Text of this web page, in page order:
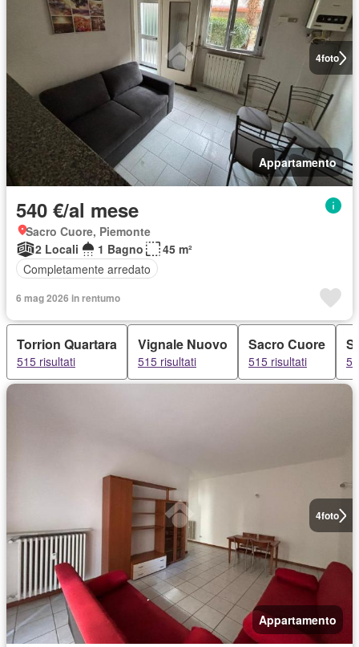
4foto
Appartamento
540 €/al mese
Sacro Cuore, Piemonte
2 Locali
1 Bagno
45 m²
Completamente arredato
6 mag 2026 in rentumo
Torrion Quartara
515 risultati
Vignale Nuovo
515 risultati
Sacro Cuore
515 risultati
4foto
Appartamento